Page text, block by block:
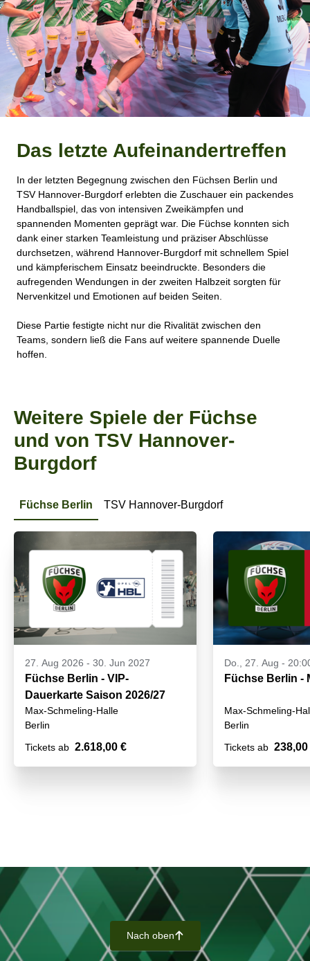
Das letzte Aufeinandertreffen
In der letzten Begegnung zwischen den Füchsen Berlin und
TSV Hannover-Burgdorf erlebten die Zuschauer ein packendes
Handballspiel, das von intensiven Zweikämpfen und
spannenden Momenten geprägt war. Die Füchse konnten sich
dank einer starken Teamleistung und präziser Abschlüsse
durchsetzen, während Hannover-Burgdorf mit schnellem Spiel
und kämpferischem Einsatz beeindruckte. Besonders die
aufregenden Wendungen in der zweiten Halbzeit sorgten für
Nervenkitzel und Emotionen auf beiden Seiten.
Diese Partie festigte nicht nur die Rivalität zwischen den
Teams, sondern ließ die Fans auf weitere spannende Duelle
hoffen.
Weitere Spiele der Füchse
und von TSV Hannover-
Burgdorf
Füchse Berlin TSV Hannover-Burgdorf
27. Aug 2026 - 30. Jun 2027
Füchse Berlin - VIP-
Dauerkarte Saison 2026/27
Max-Schmeling-Halle
Berlin
Tickets ab 2.618,00 €
Do., 27. Aug -
Füchse Berlin -
Max-Schmeling-
Berlin
Tickets ab 238,00
Nach oben􀄨